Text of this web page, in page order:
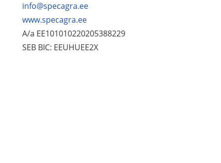
info@specagra.ee
www.specagra.ee
A/a EE101010220205388229
SEB BIC: EEUHUEE2X